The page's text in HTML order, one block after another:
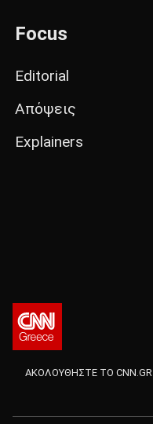
Focus
Editorial
Απόψεις
Explainers
ΑΚΟΛΟΥΘΗΣΤΕ ΤΟ CNN.GR